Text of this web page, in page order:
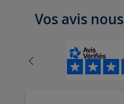
Vos avis